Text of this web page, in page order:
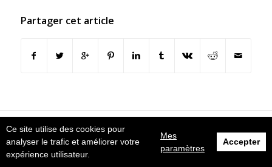
Partager cet article
© Design et intégration by Karactère
Mentions légales
Ce site utilise des cookies pour
analyser le trafic et améliorer votre
expérience utilisateur.
Mes
paramètres
Accepter